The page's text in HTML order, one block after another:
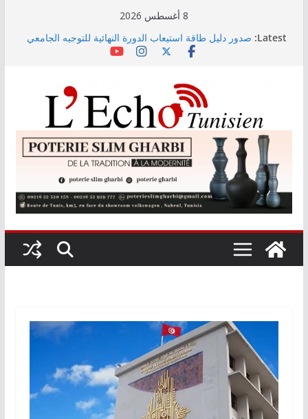
8 أغسطس 2026
Latest: صدور دليل طاقة استيعاب الدورة النهائية للتوجيه الجامعي
وزير التجهيز يتفقد سير أشغال مشروع المدخل الجنوبي
وزارة الأسرة: نسعى لاستكمال دراسة ميدانية حول ظاهرة
تسول الأطفال
مندوب عام حماية الطفولة يحذر